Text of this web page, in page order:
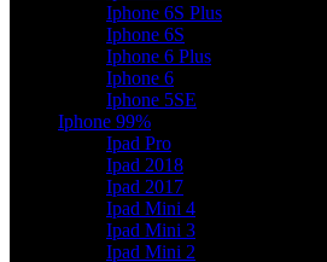
Iphone 6S Plus
Iphone 6S
Iphone 6 Plus
Iphone 6
Iphone 5SE
Iphone 99%
Ipad Pro
Ipad 2018
Ipad 2017
Ipad Mini 4
Ipad Mini 3
Ipad Mini 2